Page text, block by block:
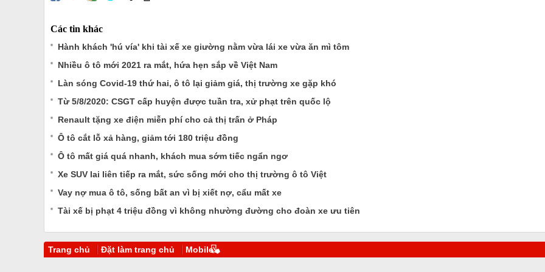
Các tin khác
Hành khách 'hú vía' khi tài xế xe giường nằm vừa lái xe vừa ăn mì tôm
Nhiều ô tô mới 2021 ra mắt, hứa hẹn sắp về Việt Nam
Làn sóng Covid-19 thứ hai, ô tô lại giảm giá, thị trường xe gặp khó
Từ 5/8/2020: CSGT cấp huyện được tuần tra, xử phạt trên quốc lộ
Renault tặng xe điện miễn phí cho cả thị trấn ở Pháp
Ô tô cắt lỗ xả hàng, giảm tới 180 triệu đồng
Ô tô mất giá quá nhanh, khách mua sớm tiếc ngẩn ngơ
Xe SUV lai liên tiếp ra mắt, sức sống mới cho thị trường ô tô Việt
Vay nợ mua ô tô, sống bất an vì bị xiết nợ, cẩu mất xe
Tài xế bị phạt 4 triệu đồng vì không nhường đường cho đoàn xe ưu tiên
Trang chủ Đặt làm trang chủ Mobile